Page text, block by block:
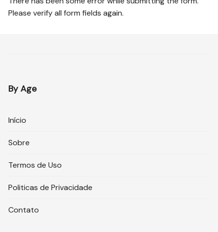
Please verify all form fields again.
By Age
Início
Sobre
Termos de Uso
Politicas de Privacidade
Contato